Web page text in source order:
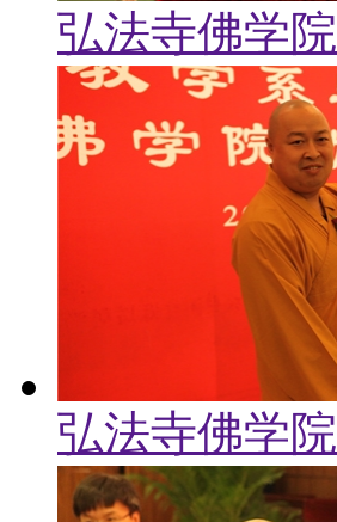
弘法寺佛学院
弘法寺佛学院